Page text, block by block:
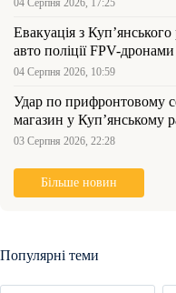
04 Серпня 2026, 17:25
Евакуація з
авто поліції FPV-дронами
04 Серпня 2026, 10:59
Удар по прифронтовому
магазин у Куп’янському
03 Серпня 2026, 22:28
Більше новин
Популярні теми